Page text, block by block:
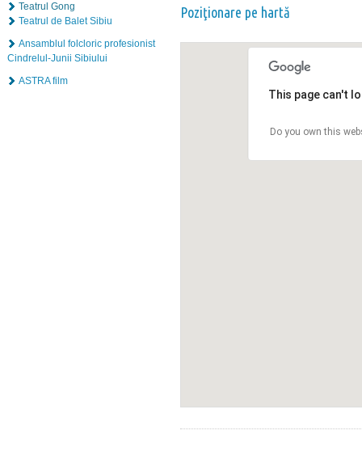
Teatrul Gong
Teatrul de Balet Sibiu
Ansamblul folcloric profesionist
Cindrelul-Junii Sibiului
ASTRA film
Poziţionare pe hartă
This page can't
Do you own this